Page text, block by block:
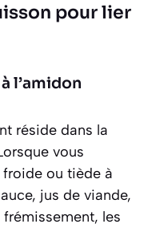
pour lier
l’amidon
réside dans la
vous
froide ou tiède à
jus de viande,
les